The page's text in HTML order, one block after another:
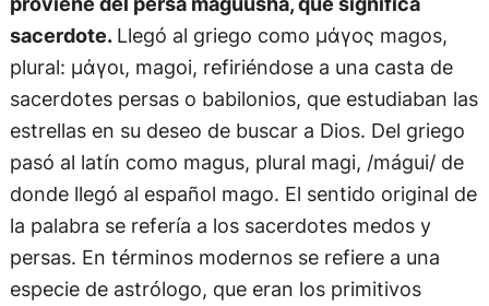
sacerdote. Llegó al griego como μάγος magos,
plural: μάγοι, magoi, refiriéndose a una casta de
sacerdotes persas o babilonios, que estudiaban las
estrellas en su deseo de buscar a Dios. Del griego
pasó al latín como magus, plural magi, /mágui/ de
donde llegó al español mago. El sentido original de
la palabra se refería a los sacerdotes medos y
persas. En términos modernos se refiere a una
especie de astrólogo, que eran los primitivos